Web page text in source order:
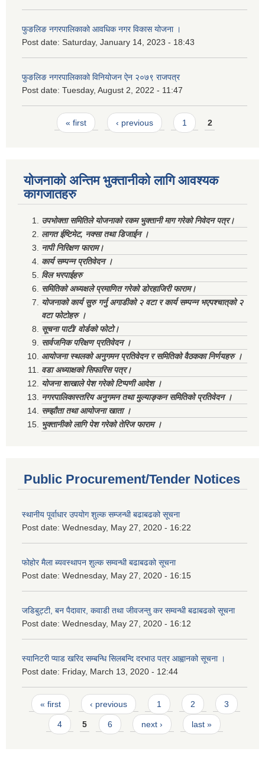
फुङलिङ नगरपालिकाको आवधिक नगर विकास योजना ।
Post date: Saturday, January 14, 2023 - 18:43
फुङलिङ नगरपालिकाको विनियोजन ऐन २०७९ राजपत्र
Post date: Tuesday, August 2, 2022 - 11:47
Pages« first ‹ previous 1 2
योजनाको अन्तिम भुक्तानीको लागि आवश्यक
कागजातहरु
उपभोक्ता समितिले योजनाको रकम भुक्तानी माग गरेको निवेदन पत्र।
लागत ईष्टिमेट, नक्सा तथा डिजाईन ।
नापी निरिक्षण फाराम।
कार्य सम्पन्न प्रतिवेदन ।
विल भरपाईहरु
समितिको अध्यक्षले प्रमाणित गरेको डोरहाजिरी फाराम।
योजनाको कार्य सुरु गर्नु अगाडीको २ वटा र कार्य सम्पन्न भएपश्चात्‌को २
वटा फोटोहरु ।
सूचना पाटी/ वोर्डको फोटो।
सार्वजनिक परिक्षण प्रतिवेदन ।
आयोजना स्थलको अनुगमन प्रतिवेदन र समितिको वैठकका निर्णयहरु ।
वडा अध्याक्षको सिफारिस पत्र।
योजना शाखाले पेश गरेको टिप्पणी आदेश ।
नगरपालिकास्तरिय अनुगमन तथा मुल्याङ्कन समितिको प्रतिवेदन ।
सम्झौता तथा आयोजना खाता ।
भुक्तानीको लागि पेश गरेको तेरिज फाराम ।
Public Procurement/Tender Notices
स्थानीय पूर्वाधार उपयोग शुल्क सम्जन्धी बढाबढको सूचना
Post date: Wednesday, May 27, 2020 - 16:22
फोहोर मैला ब्यवस्थापन शुल्क सम्वन्धी बढाबढको सूचना
Post date: Wednesday, May 27, 2020 - 16:15
जडिबुट्टी, बन पैदावार, कवाडी तथा जीवजन्तु कर सम्वन्धी बढाबढको सूचना
Post date: Wednesday, May 27, 2020 - 16:12
स्यानिटरी प्याड खरिद सम्बन्धि सिलबन्दि दरभाउ पत्र आह्वानको सूचना ।
Post date: Friday, March 13, 2020 - 12:44
Pages
« first ‹ previous 1 2 3
4 5 6 next › last »